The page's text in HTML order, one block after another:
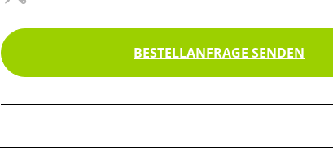
BESTELLANFRAGE SENDEN